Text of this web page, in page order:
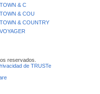
TOWN & C
TOWN & COU
TOWN & COUNTRY
VOYAGER
reservados.
de TRUSTe